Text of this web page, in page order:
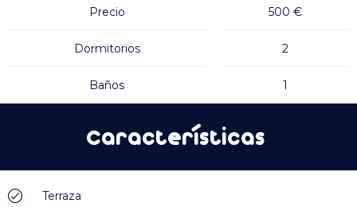
Precio
Dormitorios
Baños
500 €
2
1
Características
Terraza